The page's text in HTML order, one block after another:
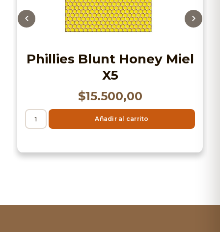
Phillies Blunt Honey Miel
X5
$15.500,00
Añadir al carrito